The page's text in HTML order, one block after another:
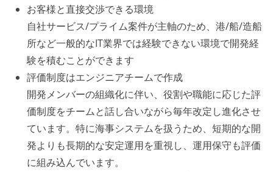
お客様と直接交渉できる環境
自社サービス/プライム案件が主軸のため、港/船/造船
所など一般的なIT業界では経験できない環境で開発経
験を積むことができます
評価制度はエンジニアチームで作成
開発メンバーの組織化に伴い、役割や職能に応じた評
価制度をチームと話し合いながら毎年改定し進化させ
ています。特に海事システムを扱うため、短期的な開
発よりも長期的な安定運用を重視し、運用保守も評価
に組み込んでいます。